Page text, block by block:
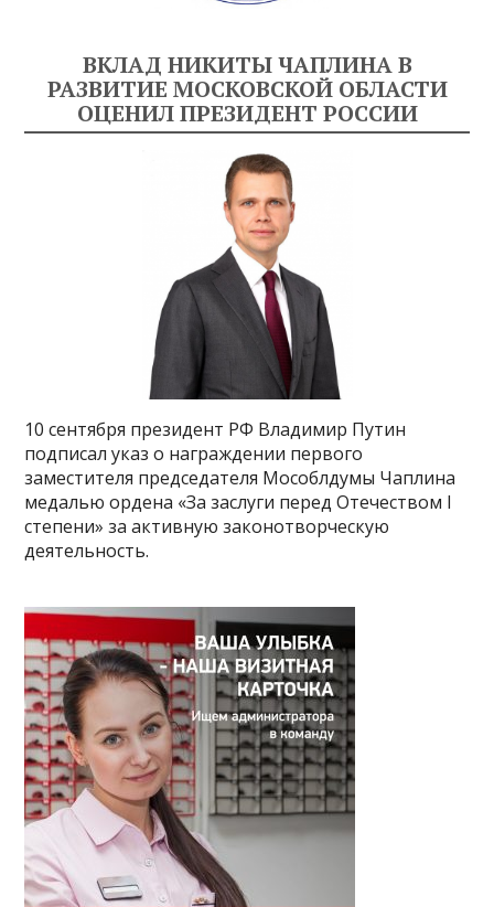
ВКЛАД НИКИТЫ ЧАПЛИНА В
РАЗВИТИЕ МОСКОВСКОЙ ОБЛАСТИ
ОЦЕНИЛ ПРЕЗИДЕНТ РОССИИ
10 сентября президент РФ Владимир Путин
подписал указ о награждении первого
заместителя председателя Мособлдумы Чаплина
медалью ордена «За заслуги перед Отечеством I
степени» за активную законотворческую
деятельность.